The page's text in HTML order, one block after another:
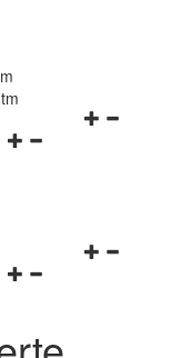
Navigationsmenü
Navigationsmenü
schließen